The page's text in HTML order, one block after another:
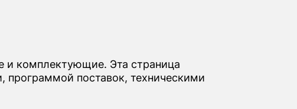
и комплектующие. Эта страница
программой поставок, техническими